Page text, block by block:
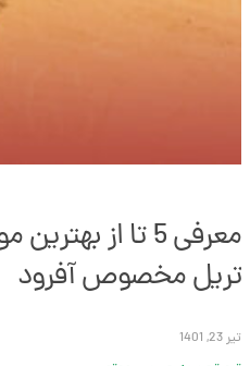
معرفی 5 تا از
تریل مخصوص آفرود
تیر 23, 1401